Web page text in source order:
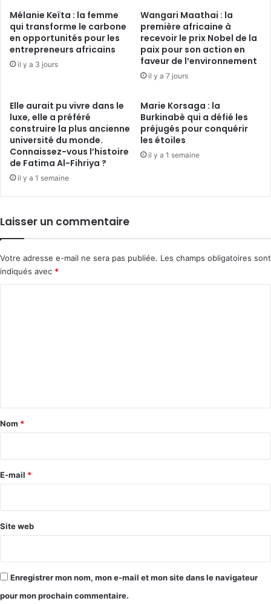
total
de
78
millions
de
Mélanie Keïta : la femme
qui transforme le carbone
en opportunités pour les
entrepreneurs africains
il y a 3 jours
Wangari Maathai : la
première africaine à
recevoir le prix Nobel de la
paix pour son action en
faveur de l’environnement
il y a 7 jours
Elle aurait pu vivre dans le
luxe, elle a préféré
construire la plus ancienne
université du monde.
Connaissez-vous l’histoire
de Fatima Al-Fihriya ?
il y a 1 semaine
Marie Korsaga : la
Burkinabè qui a défié les
préjugés pour conquérir
les étoiles
il y a 1 semaine
Laisser un commentaire
Votre adresse e-mail ne sera pas publiée. Les champs obligatoires sont
indiqués avec *
a
e
Nom *
E-mail *
Site web
Enregistrer mon nom, mon e-mail et mon site dans le navigateur
pour mon prochain commentaire.